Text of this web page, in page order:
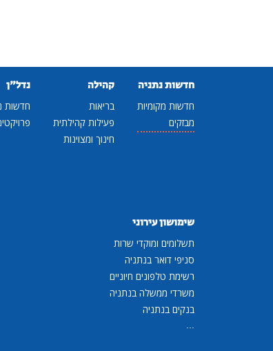
חדשות נתניה
חדשות מקומיות
מבזקים
קהילה
בריאות
פעילות קהילתית
חינוך ומצוינות
נדל"ן
חדשות
שימושון עירוני
תשלומים ומוקדי שרות
סניפי דואר בנתניה
רשימת טלפונים חיוניים
משרדי ממשלה בנתניה
בנקים בנתניה
...